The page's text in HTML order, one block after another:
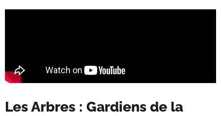
Les Arbres : Gardiens de la